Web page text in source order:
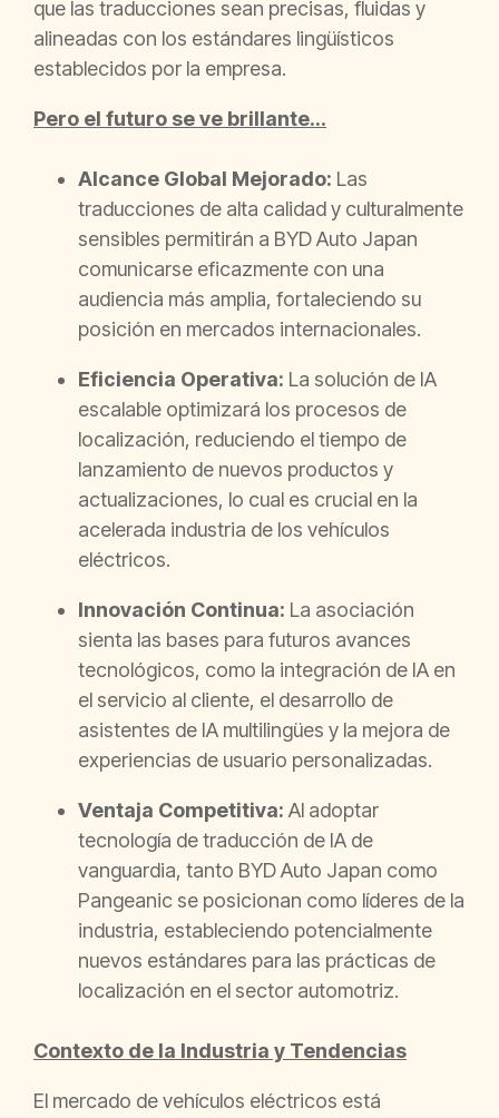
que las traducciones sean precisas, fluidas y
alineadas con los estándares lingüísticos
establecidos por la empresa.
Pero el futuro se ve brillante...
Alcance Global Mejorado: Las
traducciones de alta calidad y culturalmente
sensibles permitirán a BYD Auto Japan
comunicarse eficazmente con una
audiencia más amplia, fortaleciendo su
posición en mercados internacionales.
Eficiencia Operativa: La solución de IA
escalable optimizará los procesos de
localización, reduciendo el tiempo de
lanzamiento de nuevos productos y
actualizaciones, lo cual es crucial en la
acelerada industria de los vehículos
eléctricos.
Innovación Continua: La asociación
sienta las bases para futuros avances
tecnológicos, como la integración de IA en
el servicio al cliente, el desarrollo de
asistentes de IA multilingües y la mejora de
experiencias de usuario personalizadas.
Ventaja Competitiva: Al adoptar
tecnología de traducción de IA de
vanguardia, tanto BYD Auto Japan como
Pangeanic se posicionan como líderes de la
industria, estableciendo potencialmente
nuevos estándares para las prácticas de
localización en el sector automotriz.
Contexto de la Industria y Tendencias
El mercado de vehículos eléctricos está